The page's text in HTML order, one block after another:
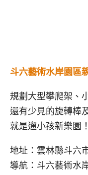
斗六藝術水岸園區
規劃大型攀爬架、
還有少見的旋轉棒
就是遛小孩新樂園！
地址：雲林縣斗六
導航：斗六藝術水